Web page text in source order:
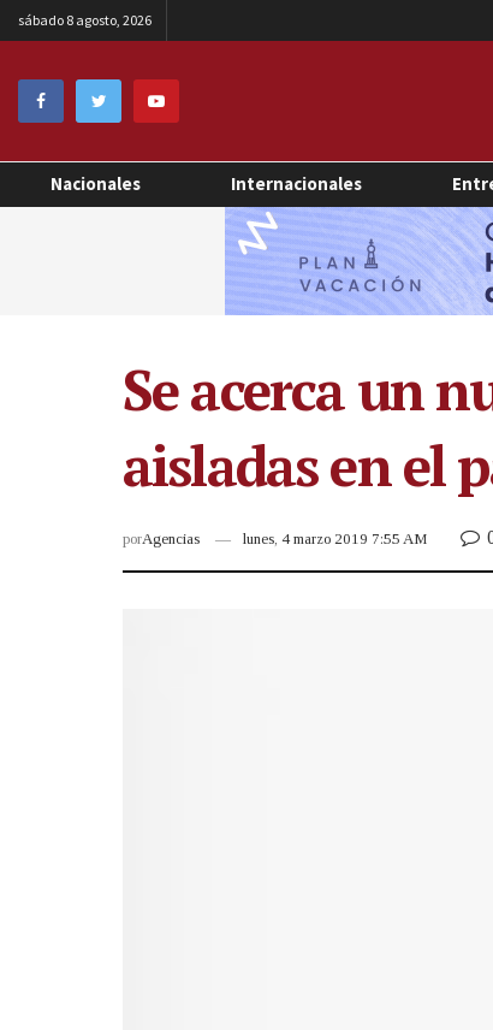
sábado 8 agosto, 2026
Nacionales Internacionales
Se acerca un
aisladas en el
porAgencias lunes, 4 marzo 2019 7:55 AM